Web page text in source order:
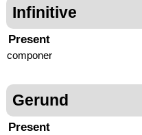
Infinitive
Present
componer
Gerund
Present